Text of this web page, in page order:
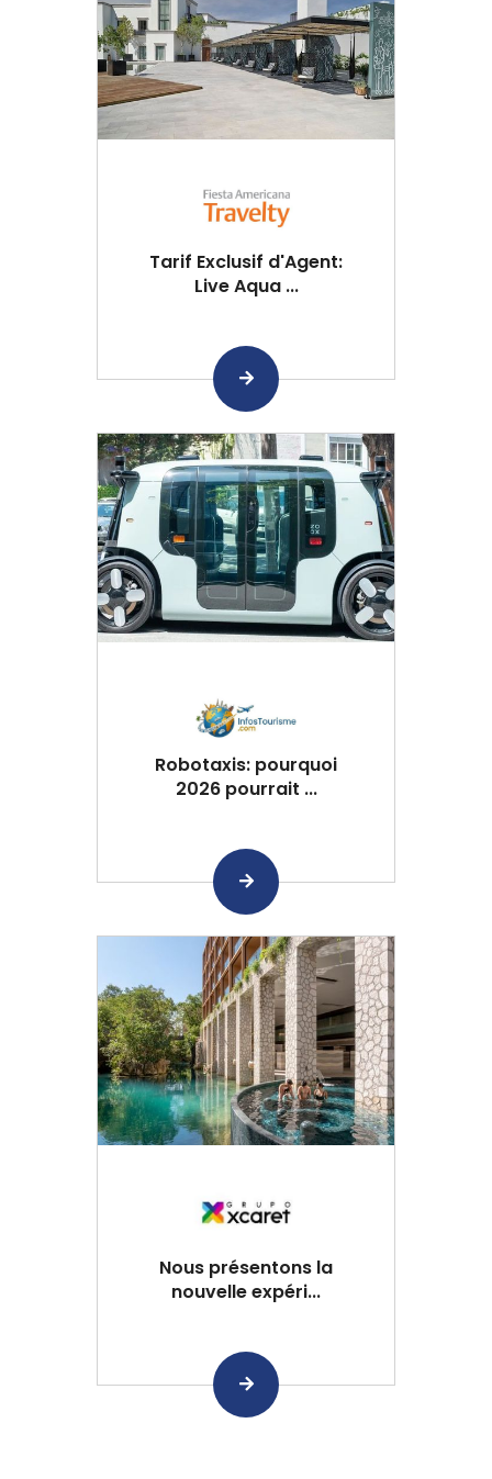
Tarif Exclusif d'Agent:
Live Aqua ...
Robotaxis: pourquoi
2026 pourrait ...
Nous présentons la
nouvelle expéri...